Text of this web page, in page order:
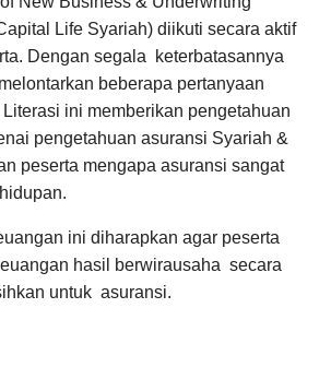
Life Syariah) diikuti secara aktif
Dengan segala keterbatasannya
beberapa pertanyaan
ini memberikan pengetahuan
pengetahuan asuransi Syariah &
peserta mengapa asuransi sangat
ini diharapkan agar peserta
hasil berwirausaha secara
untuk asuransi.